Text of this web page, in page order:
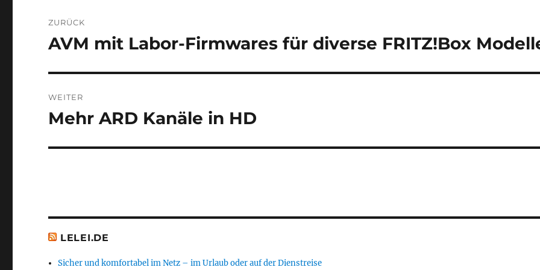
ZURÜCK
Vorheriger
AVM mit Labor-Firmwares für diverse FRITZ!Box
WEITER
Nächster
Mehr ARD Kanäle in HD
LELEI.DE
Sicher und komfortabel im Netz – im Urlaub oder auf der Dienstreise